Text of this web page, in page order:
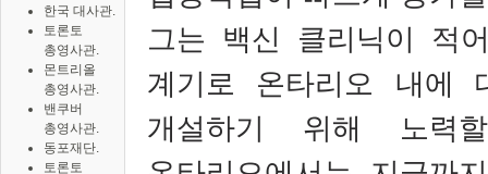
한국 대사관.
토론토
총영사관.
몬트리올
총영사관.
밴쿠버
총영사관.
동포재단.
토론토
그는 백신 클리닉이 적
계기로 온타리오 내에
개설하기 위해 노력